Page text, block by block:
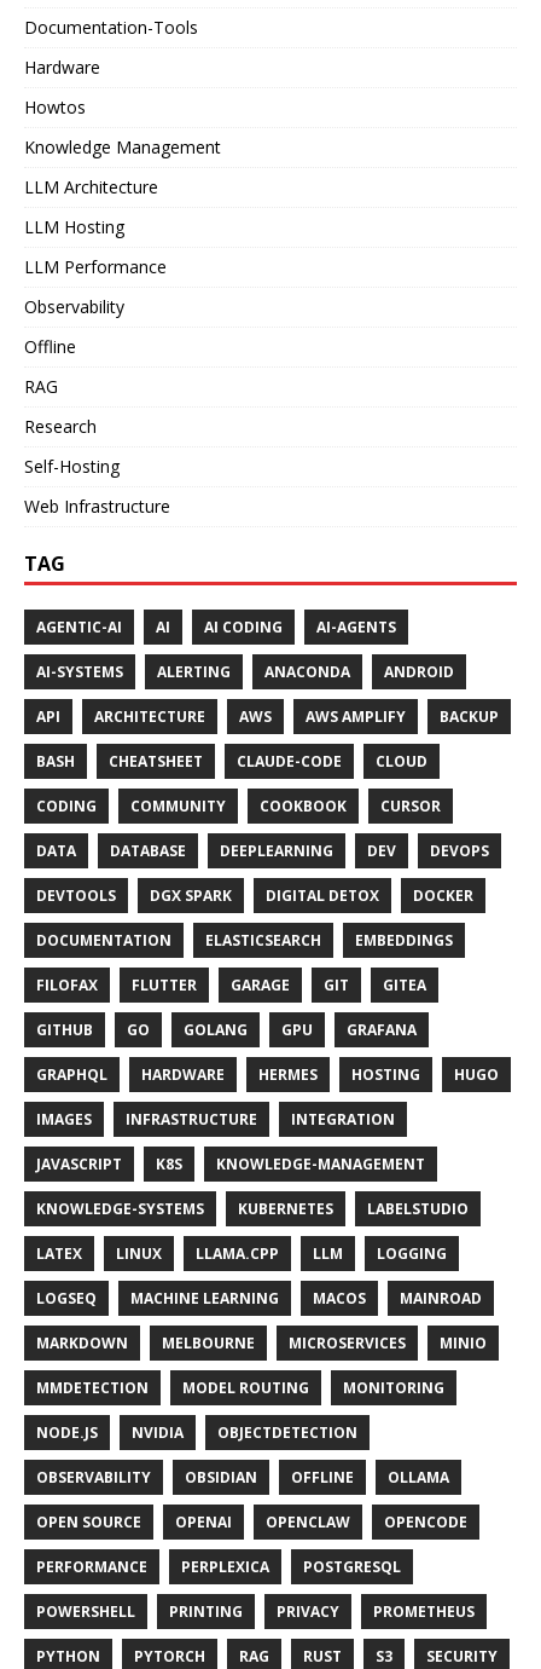
Documentation-Tools
Hardware
Howtos
Knowledge Management
LLM Architecture
LLM Hosting
LLM Performance
Observability
Offline
RAG
Research
Self-Hosting
Web Infrastructure
TAG
AGENTIC-AI AI AI CODING AI-AGENTS
AI-SYSTEMS ALERTING ANACONDA ANDROID
API ARCHITECTURE AWS AWS AMPLIFY BACKUP
BASH CHEATSHEET CLAUDE-CODE CLOUD
CODING COMMUNITY COOKBOOK CURSOR
DATA DATABASE DEEPLEARNING DEV DEVOPS
DEVTOOLS DGX SPARK DIGITAL DETOX DOCKER
DOCUMENTATION ELASTICSEARCH EMBEDDINGS
FILOFAX FLUTTER GARAGE GIT GITEA
GITHUB GO GOLANG GPU GRAFANA
GRAPHQL HARDWARE HERMES HOSTING HUGO
IMAGES INFRASTRUCTURE INTEGRATION
JAVASCRIPT K8S KNOWLEDGE-MANAGEMENT
KNOWLEDGE-SYSTEMS KUBERNETES LABELSTUDIO
LATEX LINUX LLAMA.CPP LLM LOGGING
LOGSEQ MACHINE LEARNING MACOS MAINROAD
MARKDOWN MELBOURNE MICROSERVICES MINIO
MMDETECTION MODEL ROUTING MONITORING
NODE.JS NVIDIA OBJECTDETECTION
OBSERVABILITY OBSIDIAN OFFLINE OLLAMA
OPEN SOURCE OPENAI OPENCLAW OPENCODE
PERFORMANCE PERPLEXICA POSTGRESQL
POWERSHELL PRINTING PRIVACY PROMETHEUS
PYTHON PYTORCH RAG RUST S3 SECURITY